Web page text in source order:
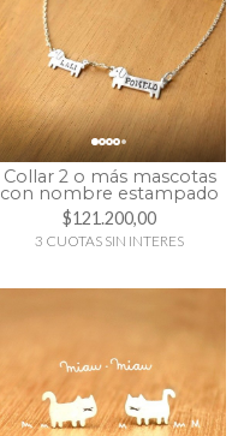
Collar 2 o más mascotas
con nombre estampado
$121.200,00
3 CUOTAS SIN INTERES